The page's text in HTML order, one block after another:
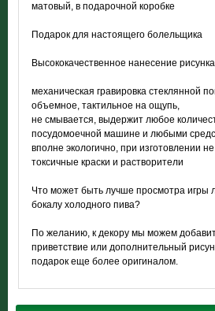
матовый, в подарочной коробке
Подарок для настоящего болельщика
Высококачественное нанесение
механическая гравировка стеклянной
объемное, тактильное на ощупь,
не смывается, выдержит любое
посудомоечной машине и любыми
вполне экологично, при изготовлении
токсичные краски и растворители
Что может быть лучше просмотра игры
бокалу холодного пива?
По желанию, к декору мы можем
приветствие или дополнительный
подарок еще более оригиналом.